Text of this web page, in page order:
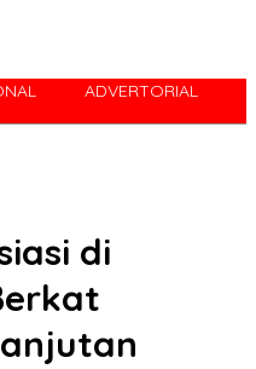
ADVERTORIAL
di